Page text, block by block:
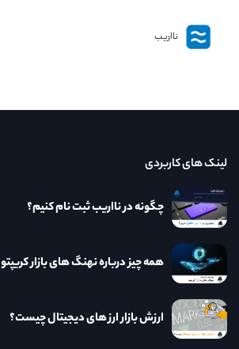
نااریب
لینک های کاربردی
چگونه در نااریب ثبت نام کنیم؟
همه چیز درباره نهنگ های بازار کریپتو
ارزش بازار ارز های دیجیتال چیست؟